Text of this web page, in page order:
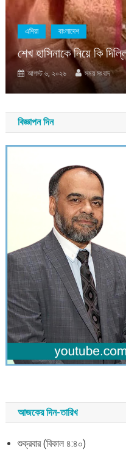
এশিয়া বাংলাদেশ
শেখ হাসিনাকে নিয়ে কি
আগস্ট ৬, ২০২৬ সময় সংবাদ
বিজ্ঞাপন দিন
আজকের দিন-তারিখ
শুক্রবার (বিকাল ৪:৪০)